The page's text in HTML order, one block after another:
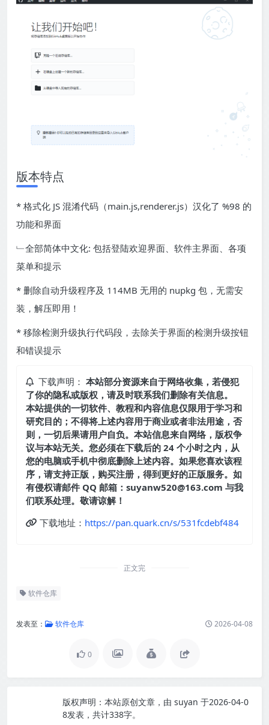
版本特点
* 格式化 JS 混淆代码（main.js,renderer.js）汉化了 %98 的
功能和界面
﹂全部简体中文化: 包括登陆欢迎界面、软件主界面、各项
菜单和提示
* 删除自动升级程序及 114MB 无用的 nupkg 包，无需安
装，解压即用！
* 移除检测升级执行代码段，去除关于界面的检测升级按钮
和错误提示
下载声明： 本站部分资源来自于网络收集，若侵犯
了你的隐私或版权，请及时联系我们删除有关信息。
本站提供的一切软件、教程和内容信息仅限用于学习和
研究目的；不得将上述内容用于商业或者非法用途，否
则，一切后果请用户自负。本站信息来自网络，版权争
议与本站无关。您必须在下载后的 24 个小时之内，从
您的电脑或手机中彻底删除上述内容。如果您喜欢该程
序，请支持正版，购买注册，得到更好的正版服务。如
有侵权请邮件 QQ 邮箱：suyanw520@163.com 与我
们联系处理。敬请谅解！
下载地址： https://pan.quark.cn/s/531fcdebf484
正文完
软件仓库
发表至： 软件仓库 2026-04-08
0
版权声明： 本站原创文章，由 suyan 于2026-04-0
8发表，共计338字。